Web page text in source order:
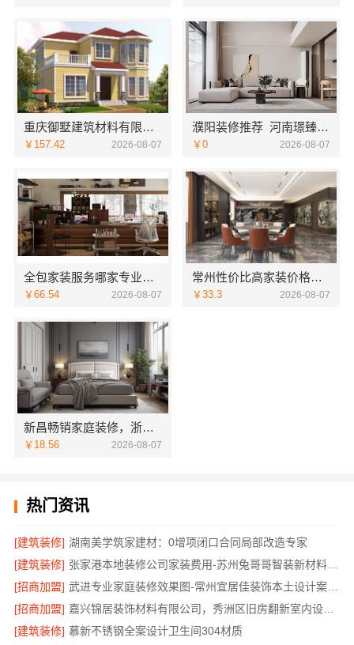
重庆御墅建筑材料有限公司：本地别墅建造优惠活动抗震防风
￥157.42 2026-08-07
濮阳装修推荐_河南璟臻环保建材有限公司本土深耕全流程一体化服务
￥0 2026-08-07
全包家装服务哪家专业？佛山市雅居美家装饰源头工厂直供服务
￥66.54 2026-08-07
常州性价比高家装价格清单，常州宜居佳装饰工程有限公司为您透明报价
￥33.3 2026-08-07
新昌畅销家庭装修，浙江宜美嘉本地服务口碑佳
￥18.56 2026-08-07
热门资讯
[建筑装修] 湖南美学筑家建材：0增项闭口合同局部改造专家
[建筑装修]
张家港本地装修公司家装费用-苏州兔哥哥智装新材料有限公司全包
[招商加盟]
武进专业家庭装修效果图-常州宜居佳装饰本土设计案例鉴赏
[招商加盟]
嘉兴锦居装饰材料有限公司，秀洲区旧房翻新室内设计哪家好
[建筑装修] 慕新不锈钢全案设计卫生间304材质